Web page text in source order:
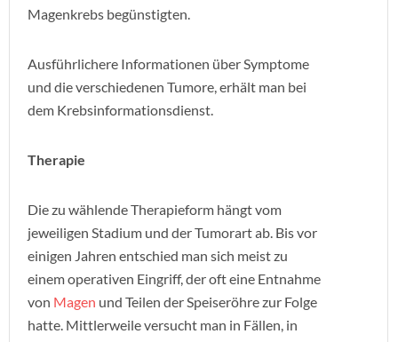
Magenkrebs begünstigten.
Ausführlichere Informationen über Symptome
und die verschiedenen Tumore, erhält man bei
dem Krebsinformationsdienst.
Therapie
Die zu wählende Therapieform hängt vom
jeweiligen Stadium und der Tumorart ab. Bis vor
einigen Jahren entschied man sich meist zu
einem operativen Eingriff, der oft eine Entnahme
von Magen und Teilen der Speiseröhre zur Folge
hatte. Mittlerweile versucht man in Fällen, in